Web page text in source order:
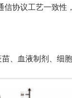
信协议工艺一致性
、血液制剂、细